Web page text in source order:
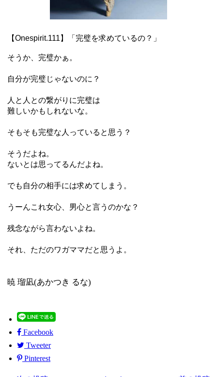
【Onespirit.111】「完璧を求めているの？」
そうか、完璧かぁ。
自分が完璧じゃないのに？
人と人との繋がりに完璧は
難しいかもしれないな。
そもそも完璧な人っていると思う？
そうだよね。
ないとは思ってるんだよね。
でも自分の相手には求めてしまう。
うーんこれ女心、男心と言うのかな？
残念ながら言わないよね。
それ、ただのワガママだと思うよ。
暁 瑠凪(あかつき るな)
Facebook
Tweeter
Pinterest